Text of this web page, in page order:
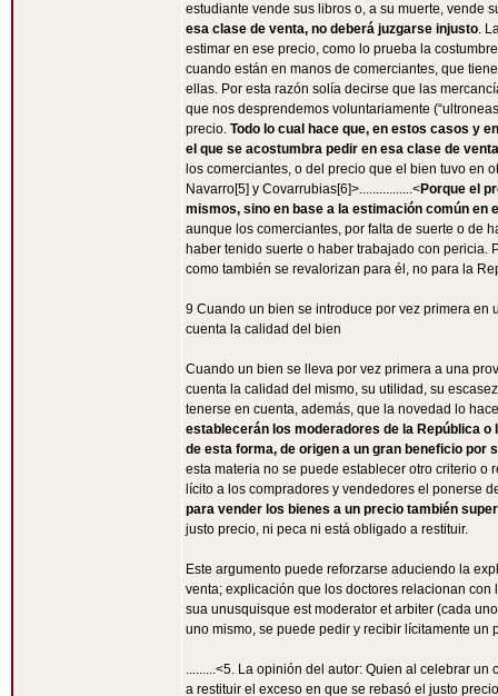
estudiante vende sus libros o, a su muerte, vende
esa clase de venta, no deberá juzgarse injusto.
estimar en ese precio, como lo prueba la
cuando están en manos de comerciantes, que
ellas. Por esta razón solía decirse que las
que nos desprendemos voluntariamente
precio. Todo lo cual hace que, en estos casos y
el que se acostumbra pedir en esa clase de venta
los comerciantes, o del precio que el bien tuvo en
Navarro[5] y Covarrubias[6]>................<Porque el
mismos, sino en base a la estimación común en
aunque los comerciantes, por falta de suerte o de
haber tenido suerte o haber trabajado con
como también se revalorizan para él, no para la
9 Cuando un bien se introduce por vez primera en
cuenta la calidad del bien
Cuando un bien se lleva por vez primera a una
cuenta la calidad del mismo, su utilidad, su
tenerse en cuenta, además, que la novedad lo
establecerán los moderadores de la República
de esta forma, de origen a un gran beneficio
esta materia no se puede establecer otro criterio o
lícito a los compradores y vendedores el ponerse
para vender los bienes a un precio también
justo precio, ni peca ni está obligado a restituir.
Este argumento puede reforzarse aduciendo la
venta; explicación que los doctores relacionan
sua unusquisque est moderator et arbiter (cada
uno mismo, se puede pedir y recibir lícitamente un
.........<5. La opinión del autor: Quien al celebrar
a restituir el exceso en que se rebasó el justo